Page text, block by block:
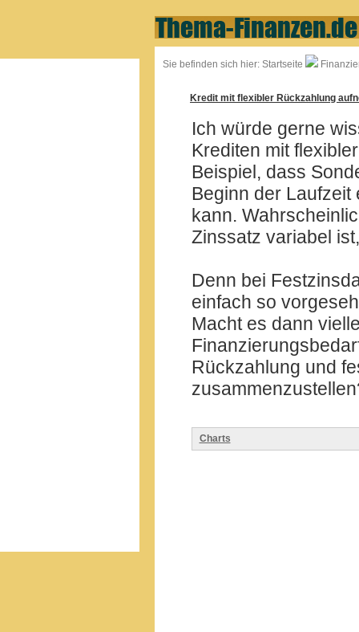
Sie befinden sich hier: Startseite
Kredit mit flexibler Rückzahlung
Ich würde gerne
Krediten mit
Beispiel, dass
Beginn der
kann.
Zinssatz variabel
Denn bei
einfach so
Macht es dann
Rückzahlung und
Charts